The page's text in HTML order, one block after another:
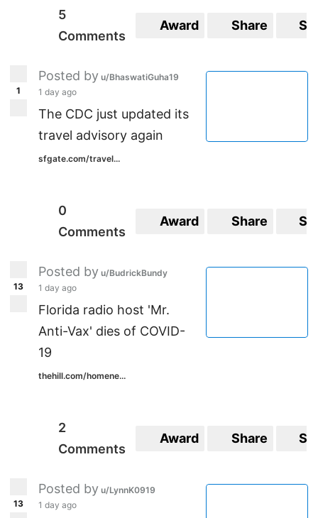
5
Comments
Award Share
1
Posted by u/BhaswatiGuha19
1 day ago
The CDC just updated its
travel advisory again
sfgate.com/travel...
0
Comments
Award Share
13
Posted by u/BudrickBundy
1 day ago
Florida radio host 'Mr.
Anti-Vax' dies of COVID-
19
thehill.com/homene...
2
Comments
Award Share
13
Posted by u/LynnK0919
1 day ago